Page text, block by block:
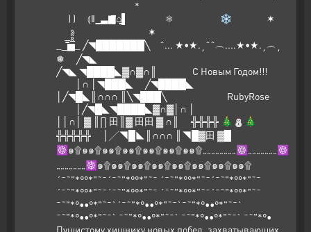
*
) ) ⦅‖ ͇͇ ͇͇▃▇͇͇͌̿̿⌂͇͇▌ ❅ ❄ ✶
✶
__̅̏̏̏̏̋̋̏̏▅̅̏̏̏̋̏_ ╱◥███████╲ ˆ... ★•★.¸ˆˆ︵....★•★.¸︵¸
❅ ╱◥◣
╱◥◣ ◥████◣▓∩▓∩║ С Новым Годом!!!
│∩ │◥███◣ ╱◥████◣
│╱◥█◣║∩∩∩ ║╲◥███╲ RubyRose
│╱◥█◣◥████◣▓∩▓│∩ │
││∩│ ▓ ║∏ 田║▓ 田田 ▓ ∩║ ╬╬╬╬ 🎄⛄🎄
╬╬╬╬╬ │╱◥█◣║∩∩∩ ║◥█▓田 ▓█
☸๑۩๑๑۩๑๑۩๑๑۩๑๑۩๑๑۩๑๑۩„„„„„„„„☸„„„„„„„☸
„„„„„„„☸๑۩๑๑۩๑๑۩๑๑۩๑๑۩๑๑۩๑๑۩๑๑۩
´¯˜"*°°*"˜¯´¯˜"*°°*"˜¯ ´¯˜"*°°*"˜¯´¯˜"*°°*"˜¯
´¯˜"*°°*"˜¯´¯˜"*°°*"˜¯ ´¯˜"*°°*"˜¯´¯˜"*°°*"˜¯
¯˜"*°••°*"˜¯`´¯˜"*°••°*"˜¯`¯˜"*°••°*"˜¯`
¯˜"*°••°*"˜¯` ¯˜"*°••°*"˜¯` ¯˜"*°••°*"˜¯` ¯˜"*°•
Пушистому хищнику новых побед, захватывающих